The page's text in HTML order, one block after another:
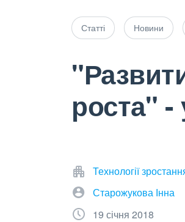
Статті Новини
роста" -
Технології
Старожукова Інна
19 січня 2018